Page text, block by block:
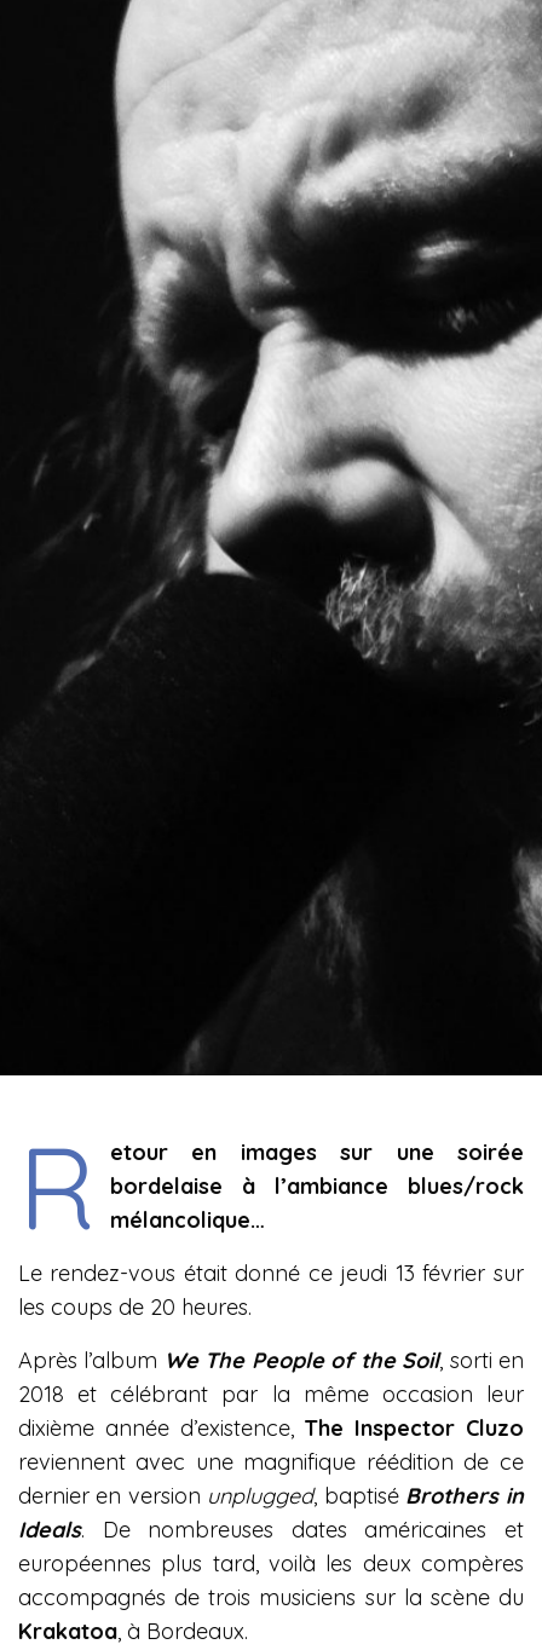
R
etour en images sur une soirée
bordelaise à l’ambiance blues/rock
mélancolique…
Le rendez-vous était donné ce jeudi 13 février sur
les coups de 20 heures.
Après l’album We The People of the Soil, sorti en
2018 et célébrant par la même occasion leur
dixième année d’existence, The Inspector Cluzo
reviennent avec une magnifique réédition de ce
dernier en version unplugged, baptisé Brothers in
Ideals. De nombreuses dates américaines et
européennes plus tard, voilà les deux compères
accompagnés de trois musiciens sur la scène du
Krakatoa, à Bordeaux.